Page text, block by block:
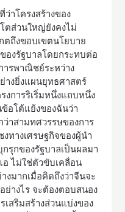
าโครงสร้างของ
ตส่วนใหญ่ยังคงไม่
ตถึงขอบเขตนโยบาย
องรัฐบาลโดยกระทบต่อ
ารพาณิชย์ระหว่าง
างยิ่งแผนยุทธศาสตร์
งการริเริ่มหนึ่งแถบหนึ่ง
อโต้แย้งของฉันว่า
ว่าสามทศวรรษของการ
ทางเศรษฐกิจของผู้นำ
รุกของรัฐบาลเป็นผลมา
ไม่ใช่ตัวขับเคลื่อน
มากเมื่อคิดถึงว่าจีนจะ
างไร จะต้องตอบสนอง
สริมสร้างส่วนแบ่งของ